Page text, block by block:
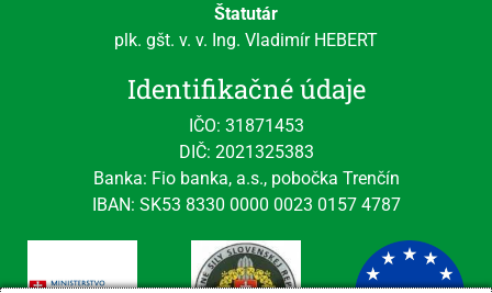
Štatutár
plk. gšt. v. v. Ing. Vladimír HEBERT
Identifikačné údaje
IČO: 31871453
DIČ: 2021325383
Banka: Fio banka, a.s., pobočka Trenčín
IBAN: SK53 8330 0000 0023 0157 4787